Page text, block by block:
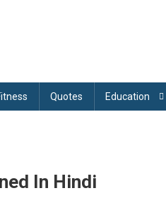
Quotes Education
In Hindi